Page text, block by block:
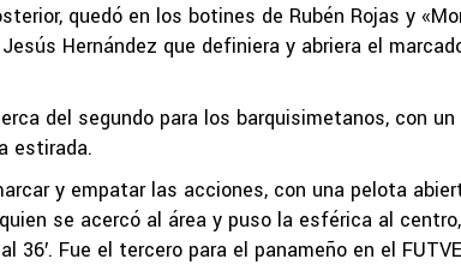
quedó en los botines de Rubén Rojas y
Hernández que definiera y abriera el
del segundo para los barquisimetanos, con
estirada.
y empatar las acciones, con una pelota
se acercó al área y puso la esférica al
36′. Fue el tercero para el panameño en el